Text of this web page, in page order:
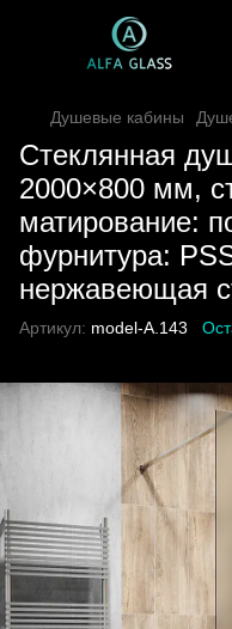
Душевые кабины
Стеклянная
2000×800 мм,
матирование:
фурнитура:
нержавеющая
Артикул: model-A.143